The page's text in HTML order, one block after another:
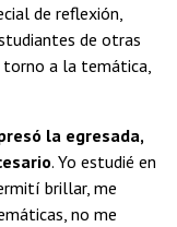
de reflexión,
de otras
torno a la temática,
la egresada,
. Yo estudié en
brillar, me
no me